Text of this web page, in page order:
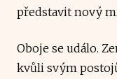
představit nový
Oboje se událo.
kvůli svým